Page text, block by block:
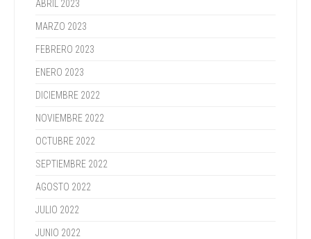
ABRIL 2023
MARZO 2023
FEBRERO 2023
ENERO 2023
DICIEMBRE 2022
NOVIEMBRE 2022
OCTUBRE 2022
SEPTIEMBRE 2022
AGOSTO 2022
JULIO 2022
JUNIO 2022